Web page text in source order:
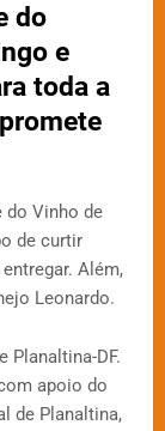
do
e
toda a
do Vinho de
de curtir
Além,
Leonardo.
Planaltina-DF.
apoio do
de Planaltina,